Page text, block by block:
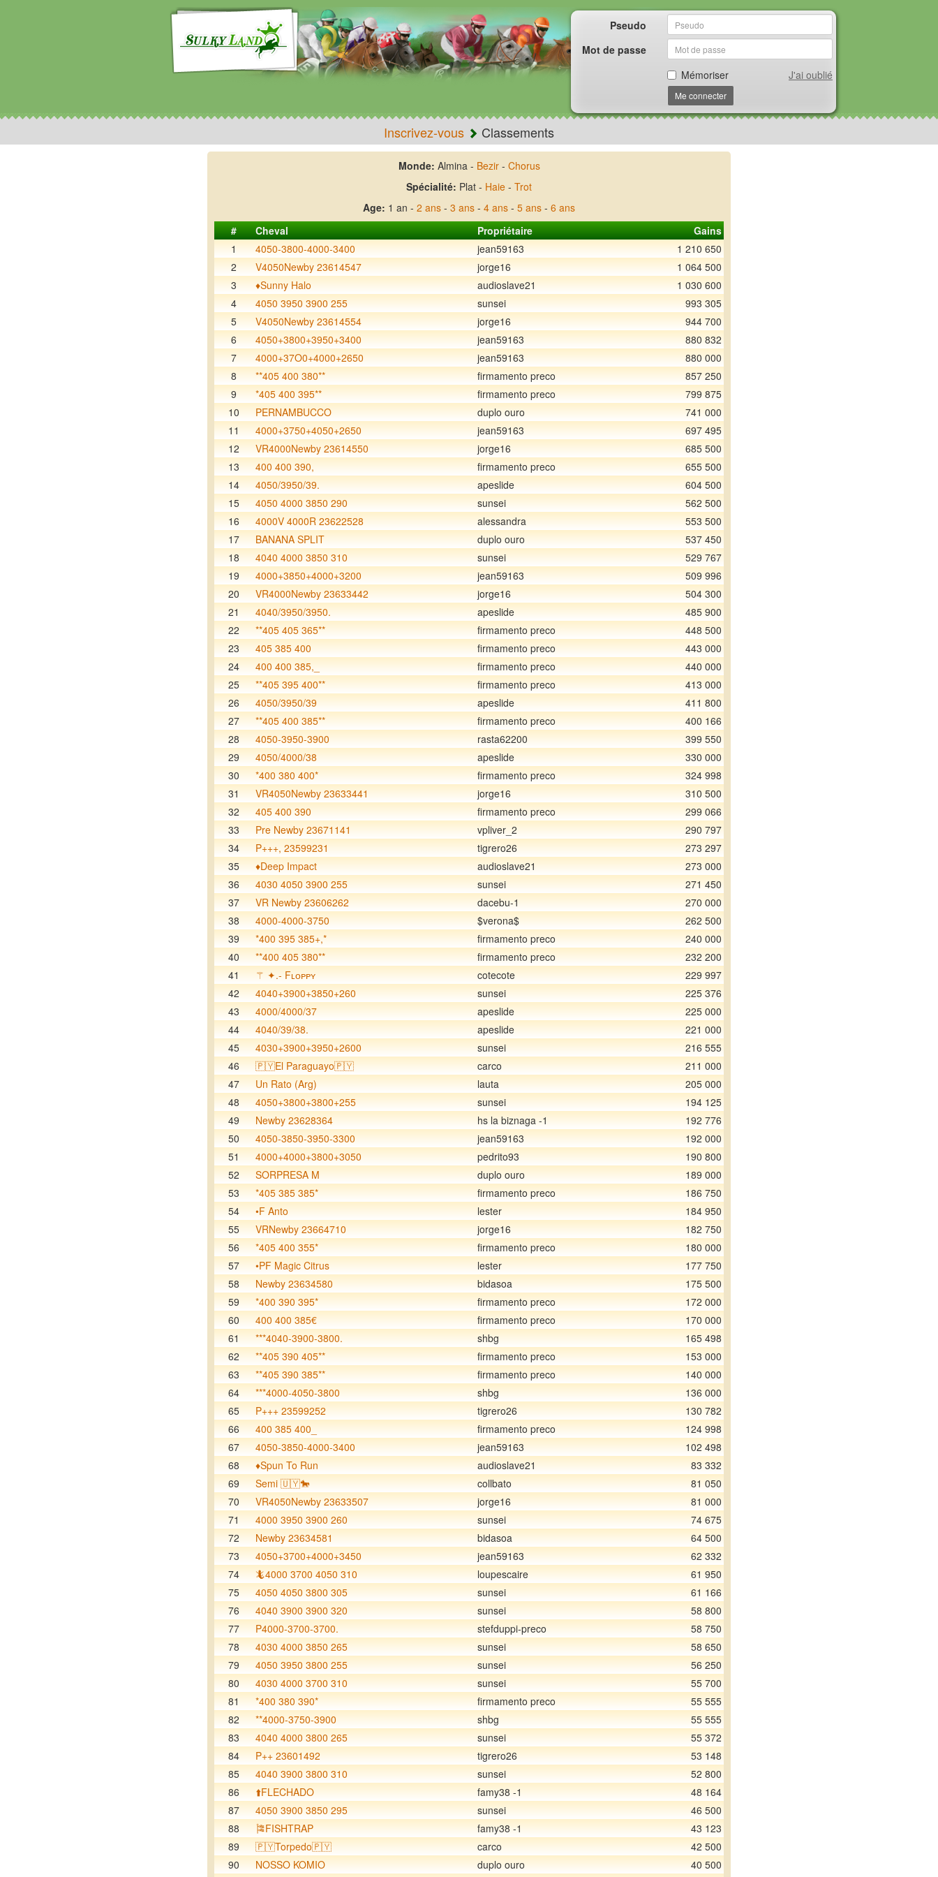
Pseudo
Mot de passe
Mémoriser
J'ai oublié
Me connecter
Inscrivez-vous Classements
Monde: Almina - Bezir- Chorus
Spécialité: Plat - Haie - Trot
Age: 1 an - 2 ans - 3 ans - 4 ans - 5 ans - 6 ans
#
Cheval Propriétaire
Gains
1
4050-3800-4000-3400 jean59163
1 210 650
2
V4050Newby 23614547 jorge16
1 064 500
3
♦️Sunny Halo audioslave21
1 030 600
4
4050 3950 3900 255 sunsei
993 305
5
V4050Newby 23614554 jorge16
944 700
6
4050+3800+3950+3400 jean59163
880 832
7
4000+37O0+4000+2650 jean59163
880 000
8
**405 400 380** firmamento preco
857 250
9
*405 400 395** firmamento preco
799 875
10
PERNAMBUCCO duplo ouro
741 000
11
4000+3750+4050+2650 jean59163
697 495
12
VR4000Newby 23614550 jorge16
685 500
13
400 400 390, firmamento preco
655 500
14
4050/3950/39. apeslide
604 500
15
4050 4000 3850 290 sunsei
562 500
16
4000V 4000R 23622528 alessandra
553 500
17
BANANA SPLIT duplo ouro
537 450
18
4040 4000 3850 310 sunsei
529 767
19
4000+3850+4000+3200 jean59163
509 996
20
VR4000Newby 23633442 jorge16
504 300
21
4040/3950/3950. apeslide
485 900
22
**405 405 365** firmamento preco
448 500
23
405 385 400 firmamento preco
443 000
24
400 400 385,_ firmamento preco
440 000
25
**405 395 400** firmamento preco
413 000
26
4050/3950/39 apeslide
411 800
27
**405 400 385** firmamento preco
400 166
28
4050-3950-3900 rasta62200
399 550
29
4050/4000/38 apeslide
330 000
30
*400 380 400* firmamento preco
324 998
31
VR4050Newby 23633441 jorge16
310 500
32
405 400 390 firmamento preco
299 066
33
Pre Newby 23671141 vpliver_2
290 797
34
P+++, 23599231 tigrero26
273 297
35
♦️Deep Impact audioslave21
273 000
36
4030 4050 3900 255 sunsei
271 450
37
VR Newby 23606262 dacebu-1
270 000
38
4000-4000-3750 $verona$
262 500
39
*400 395 385+,* firmamento preco
240 000
40
**400 405 380** firmamento preco
232 200
41
⚚ ✦.- Fʟᴏᴘᴘʏ cotecote
229 997
42
4040+3900+3850+260 sunsei
225 376
43
4000/4000/37 apeslide
225 000
44
4040/39/38. apeslide
221 000
45
4030+3900+3950+2600 sunsei
216 555
46
🇵🇾El Paraguayo🇵🇾 carco
211 000
47
Un Rato (Arg) lauta
205 000
48
4050+3800+3800+255 sunsei
194 125
49
Newby 23628364 hs la biznaga -1
192 776
50
4050-3850-3950-3300 jean59163
192 000
51
4000+4000+3800+3050 pedrito93
190 800
52
SORPRESA M duplo ouro
189 000
53
*405 385 385* firmamento preco
186 750
54
•F Anto lester
184 950
55
VRNewby 23664710 jorge16
182 750
56
*405 400 355* firmamento preco
180 000
57
•PF Magic Citrus lester
177 750
58
Newby 23634580 bidasoa
175 500
59
*400 390 395* firmamento preco
172 000
60
400 400 385€ firmamento preco
170 000
61
***4040-3900-3800. shbg
165 498
62
**405 390 405** firmamento preco
153 000
63
**405 390 385** firmamento preco
140 000
64
***4000-4050-3800 shbg
136 000
65
P+++ 23599252 tigrero26
130 782
66
400 385 400_ firmamento preco
124 998
67
4050-3850-4000-3400 jean59163
102 498
68
♦️Spun To Run audioslave21
83 332
69
Semi 🇺🇾🐎 collbato
81 050
70
VR4050Newby 23633507 jorge16
81 000
71
4000 3950 3900 260 sunsei
74 675
72
Newby 23634581 bidasoa
64 500
73
4050+3700+4000+3450 jean59163
62 332
74
🦎4000 3700 4050 310 loupescaire
61 950
75
4050 4050 3800 305 sunsei
61 166
76
4040 3900 3900 320 sunsei
58 800
77
P4000-3700-3700. stefduppi-preco
58 750
78
4030 4000 3850 265 sunsei
58 650
79
4050 3950 3800 255 sunsei
56 250
80
4030 4000 3700 310 sunsei
55 700
81
*400 380 390* firmamento preco
55 555
82
**4000-3750-3900 shbg
55 555
83
4040 4000 3800 265 sunsei
55 372
84
P++ 23601492 tigrero26
53 148
85
4040 3900 3800 310 sunsei
52 800
86
⬆️FLECHADO famy38 -1
48 164
87
4050 3900 3850 295 sunsei
46 500
88
🎏FISHTRAP famy38 -1
43 123
89
🇵🇾Torpedo🇵🇾 carco
42 500
90
NOSSO KOMIO duplo ouro
40 500